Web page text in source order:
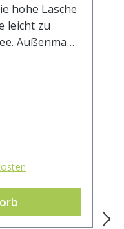
hohe Lasche
leicht zu
Außenmaß